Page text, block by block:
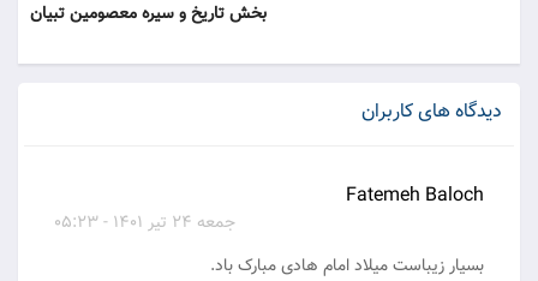
بخش تاریخ و سیره معصومین تبیان
دیدگاه های کاربران
Fatemeh Baloch
جمعه 24 تیر 1401 - 05:23
بسیار زیباست میلاد امام هادی مبارک باد.